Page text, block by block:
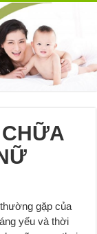
gặp của
yếu và thời